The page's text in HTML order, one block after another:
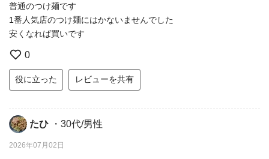
普通のつけ麺です
1番人気店のつけ麺にはかないませんでした
安くなれば買いです
0
役に立った レビューを共有
たひ ・30代/男性
2026年07月02日